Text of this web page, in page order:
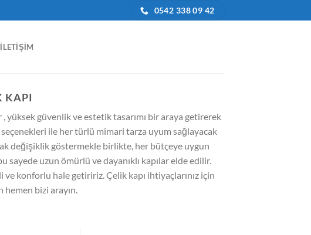
0542 338 09 42
İLETIŞIM
KAPI
yüksek güvenlik ve estetik tasarımı bir araya getirerek
seçenekleri ile her türlü mimari tarza uyum sağlayacak
değişiklik göstermekle birlikte, her bütçeye uygun
sayede uzun ömürlü ve dayanıklı kapılar elde edilir.
konforlu hale getiririz. Çelik kapı ihtiyaçlarınız için
hemen bizi arayın.